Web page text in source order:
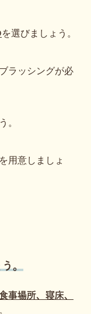
を選びましょう。
ラッシングが必
。
用意しましょ
。
事場所、寝床、